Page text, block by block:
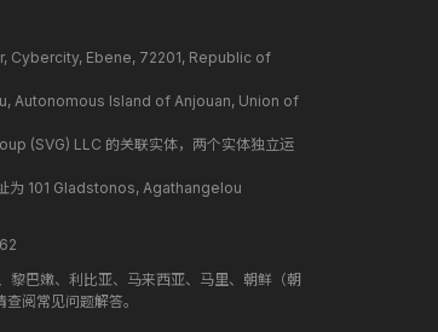
Cybercity, Ebene, 72201, Republic of
Autonomous Island of Anjouan, Union of
(SVG) LLC 的关联实体，两个实体独立运
为 101 Gladstonos, Agathangelou
巴嫩、利比亚、马来西亚、马里、朝鲜（朝
阅常见问题解答。